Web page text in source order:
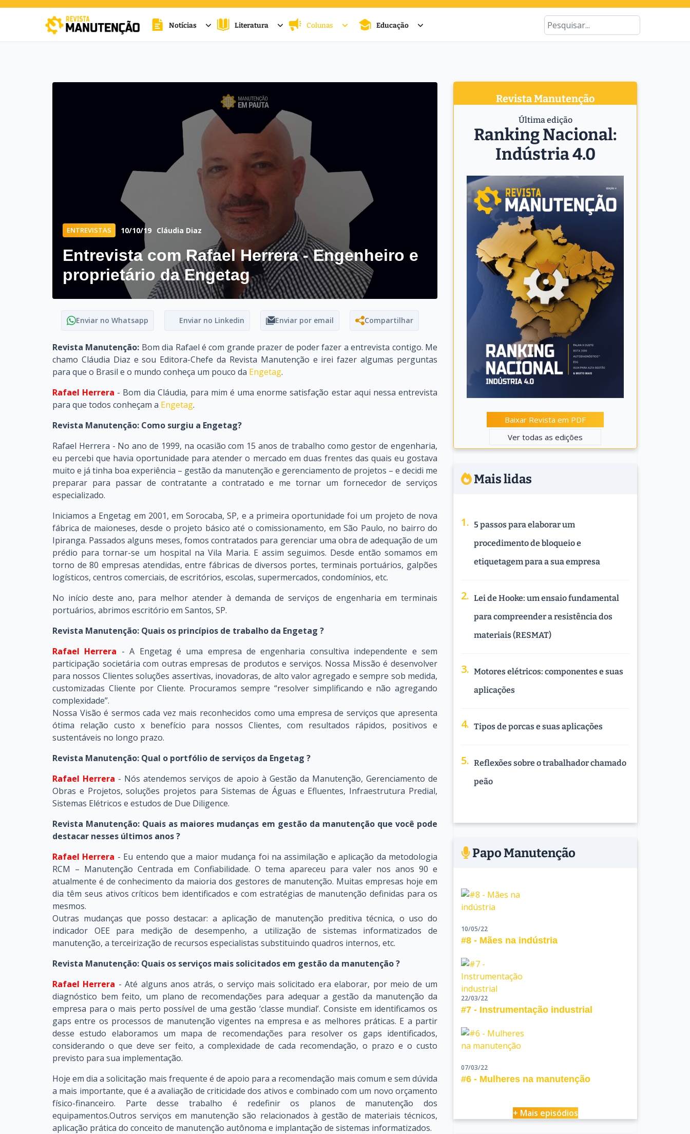
Notícias Literatura Colunas Educação
ENTREVISTAS 10/10/19 Cláudia Diaz
Entrevista com Rafael Herrera - Engenheiro e
proprietário da Engetag
Enviar no Whatsapp Enviar no Linkedin Enviar por email Compartilhar
Revista Manutenção: Bom dia Rafael é com grande prazer de poder fazer a entrevista contigo. Me
chamo Cláudia Diaz e sou Editora-Chefe da Revista Manutenção e irei fazer algumas perguntas
para que o Brasil e o mundo conheça um pouco da Engetag.
Rafael Herrera - Bom dia Cláudia, para mim é uma enorme satisfação estar aqui nessa entrevista
para que todos conheçam a Engetag.
Revista Manutenção: Como surgiu a Engetag?
Rafael Herrera - No ano de 1999, na ocasião com 15 anos de trabalho como gestor de engenharia,
eu percebi que havia oportunidade para atender o mercado em duas frentes das quais eu gostava
muito e já tinha boa experiência – gestão da manutenção e gerenciamento de projetos – e decidi me
preparar para passar de contratante a contratado e me tornar um fornecedor de serviços
especializado.
Iniciamos a Engetag em 2001, em Sorocaba, SP, e a primeira oportunidade foi um projeto de nova
fábrica de maioneses, desde o projeto básico até o comissionamento, em São Paulo, no bairro do
Ipiranga. Passados alguns meses, fomos contratados para gerenciar uma obra de adequação de um
prédio para tornar-se um hospital na Vila Maria. E assim seguimos. Desde então somamos em
torno de 80 empresas atendidas, entre fábricas de diversos portes, terminais portuários, galpões
logísticos, centros comerciais, de escritórios, escolas, supermercados, condomínios, etc.
No início deste ano, para melhor atender à demanda de serviços de engenharia em terminais
portuários, abrimos escritório em Santos, SP.
Revista Manutenção: Quais os princípios de trabalho da Engetag ?
Rafael Herrera - A Engetag é uma empresa de engenharia consultiva independente e sem
participação societária com outras empresas de produtos e serviços. Nossa Missão é desenvolver
para nossos Clientes soluções assertivas, inovadoras, de alto valor agregado e sempre sob medida,
customizadas Cliente por Cliente. Procuramos sempre “resolver simplificando e não agregando
complexidade”.
Nossa Visão é sermos cada vez mais reconhecidos como uma empresa de serviços que apresenta
ótima relação custo x benefício para nossos Clientes, com resultados rápidos, positivos e
sustentáveis no longo prazo.
Revista Manutenção: Qual o portfólio de serviços da Engetag ?
Rafael Herrera - Nós atendemos serviços de apoio à Gestão da Manutenção, Gerenciamento de
Obras e Projetos, soluções projetos para Sistemas de Águas e Efluentes, Infraestrutura Predial,
Sistemas Elétricos e estudos de Due Diligence.
Revista Manutenção: Quais as maiores mudanças em gestão da manutenção que você pode
destacar nesses últimos anos ?
Rafael Herrera - Eu entendo que a maior mudança foi na assimilação e aplicação da metodologia
RCM – Manutenção Centrada em Confiabilidade. O tema apareceu para valer nos anos 90 e
atualmente é de conhecimento da maioria dos gestores de manutenção. Muitas empresas hoje em
dia têm seus ativos críticos bem identificados e com estratégias de manutenção definidas para os
mesmos.
Outras mudanças que posso destacar: a aplicação de manutenção preditiva técnica, o uso do
indicador OEE para medição de desempenho, a utilização de sistemas informatizados de
manutenção, a terceirização de recursos especialistas substituindo quadros internos, etc.
Revista Manutenção: Quais os serviços mais solicitados em gestão da manutenção ?
Rafael Herrera - Até alguns anos atrás, o serviço mais solicitado era elaborar, por meio de um
diagnóstico bem feito, um plano de recomendações para adequar a gestão da manutenção da
empresa para o mais perto possível de uma gestão ‘classe mundial’. Consiste em identificamos os
gaps entre os processos de manutenção vigentes na empresa e as melhores práticas. E a partir
desse estudo elaboramos um mapa de recomendações para resolver os gaps identificados,
considerando o que deve ser feito, a complexidade de cada recomendação, o prazo e o custo
previsto para sua implementação.
Hoje em dia a solicitação mais frequente é de apoio para a recomendação mais comum e sem dúvida
a mais importante, que é a avaliação de criticidade dos ativos e combinado com um novo orçamento
físico-financeiro. Parte desse trabalho é redefinir os planos de manutenção dos
equipamentos.Outros serviços em manutenção são relacionados à gestão de materiais técnicos,
aplicação prática do conceito de manutenção autônoma e implantação de sistemas informatizados.
Revista Manutenção
Última edição
Ranking Nacional:
Indústria 4.0
Baixar Revista em PDF
Ver todas as edições
Mais lidas
5 passos para elaborar um
procedimento de bloqueio e
etiquetagem para a sua empresa
Lei de Hooke: um ensaio fundamental
para compreender a resistência dos
materiais (RESMAT)
Motores elétricos: componentes e suas
aplicações
Tipos de porcas e suas aplicações
Reflexões sobre o trabalhador chamado
peão
Papo Manutenção
10/05/22
#8 - Mães na indústria
22/03/22
#7 - Instrumentação industrial
07/03/22
#6 - Mulheres na manutenção
+ Mais episódios